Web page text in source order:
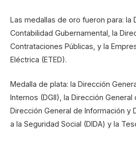
Las medallas de oro fueron para: la
Contabilidad Gubernamental, la
Contrataciones Públicas, y la
Eléctrica (ETED).
Medalla de plata: la Dirección
Internos (DGII), la Dirección General
Dirección General de Información y
a la Seguridad Social (DIDA) y la